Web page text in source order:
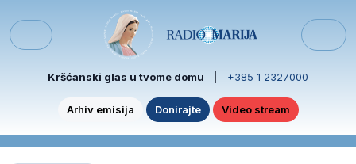
Menu
Kršćanski glas u tvome domu +385 1 2327000
Arhiv emisija Donirajte Video stream